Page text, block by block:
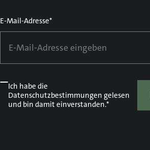
E-Mail-Adresse*
Ich habe die
Datenschutzbestimmungen gelesen
und bin damit einverstanden.*